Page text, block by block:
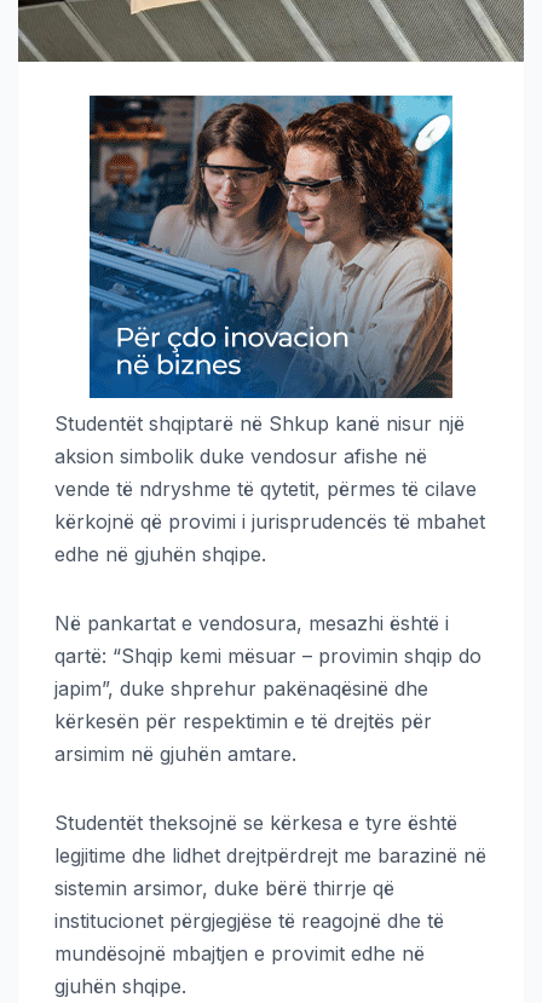
Studentët shqiptarë në Shkup kanë nisur një
aksion simbolik duke vendosur afishe në
vende të ndryshme të qytetit, përmes të cilave
kërkojnë që provimi i jurisprudencës të mbahet
edhe në gjuhën shqipe.
Në pankartat e vendosura, mesazhi është i
qartë: “Shqip kemi mësuar – provimin shqip do
japim”, duke shprehur pakënaqësinë dhe
kërkesën për respektimin e të drejtës për
arsimim në gjuhën amtare.
Studentët theksojnë se kërkesa e tyre është
legjitime dhe lidhet drejtpërdrejt me barazinë në
sistemin arsimor, duke bërë thirrje që
institucionet përgjegjëse të reagojnë dhe të
mundësojnë mbajtjen e provimit edhe në
gjuhën shqipe.